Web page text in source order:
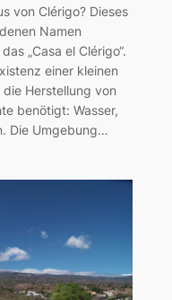
von Clérigo? Dieses
Namen
„Casa el Clérigo“.
einer kleinen
Herstellung von
benötigt: Wasser,
Die Umgebung…